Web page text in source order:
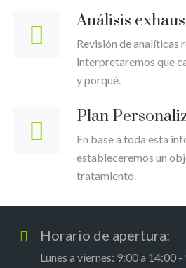
Análisis
Revisión de analíticas
interpretaremos que
y porqué.
Plan
En base a toda esta
estableceremos un
tratamiento.
Horario de apertura:
Lunes a viernes: 9:00 a 14:00